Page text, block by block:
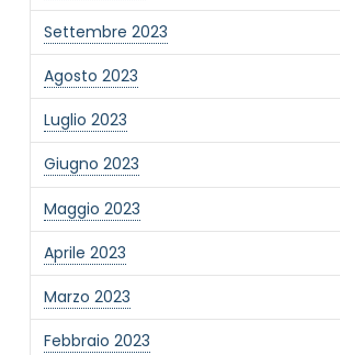
Settembre 2023
Agosto 2023
Luglio 2023
Giugno 2023
Maggio 2023
Aprile 2023
Marzo 2023
Febbraio 2023